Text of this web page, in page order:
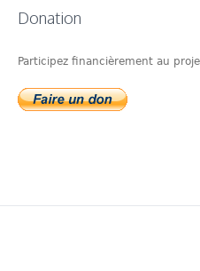
Donation
Participez financièrement au